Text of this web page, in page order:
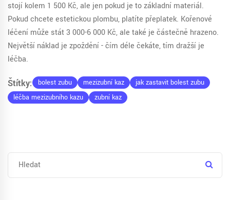
stojí kolem 1 500 Kč, ale jen pokud je to základní materiál.
Pokud chcete estetickou plombu, platíte přeplatek. Kořenové
léčení může stát 3 000-6 000 Kč, ale také je částečně hrazeno.
Největší náklad je zpoždění - čím déle čekáte, tím dražší je
léčba.
Štítky: bolest zubu mezizubní kaz
jak zastavit bolest zubu
léčba mezizubního kazu
zubní kaz